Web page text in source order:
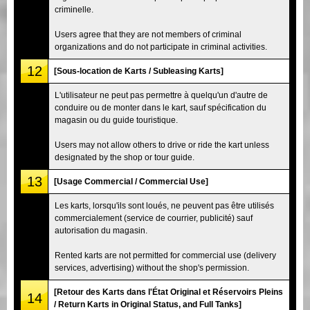
criminelle.
Users agree that they are not members of criminal
organizations and do not participate in criminal activities.
12 [Sous-location de Karts / Subleasing Karts]
L'utilisateur ne peut pas permettre à quelqu'un d'autre de
conduire ou de monter dans le kart, sauf spécification du
magasin ou du guide touristique.
Users may not allow others to drive or ride the kart unless
designated by the shop or tour guide.
13 [Usage Commercial / Commercial Use]
Les karts, lorsqu'ils sont loués, ne peuvent pas être utilisés
commercialement (service de courrier, publicité) sauf
autorisation du magasin.
Rented karts are not permitted for commercial use (delivery
services, advertising) without the shop's permission.
14
[Retour des Karts dans l'État Original et Réservoirs Pleins
/ Return Karts in Original Status, and Full Tanks]